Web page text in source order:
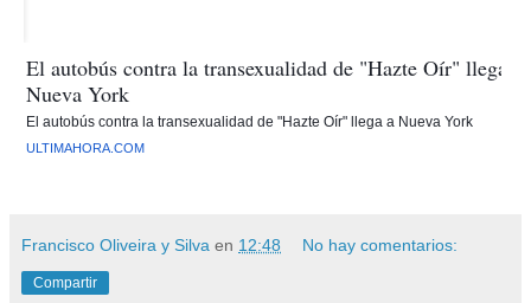
El autobús contra la transexualidad de "Hazte Oír" llega a
Nueva York
El autobús contra la transexualidad de "Hazte Oír" llega a Nueva York
ULTIMAHORA.COM
Francisco Oliveira y Silva en 12:48 No hay comentarios:
Compartir